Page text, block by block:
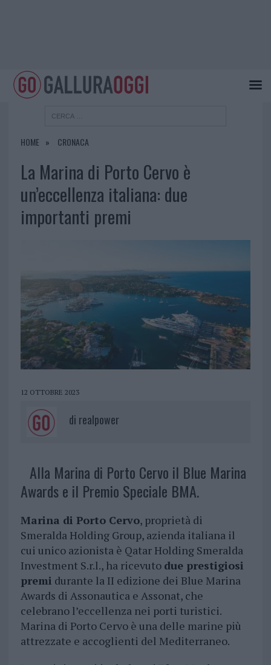
HOME CRONACA
La Marina di Porto Cervo è
un’eccellenza italiana: due
importanti premi
12 OTTOBRE 2023
di realpower
Alla Marina di Porto Cervo il Blue Marina
Awards e il Premio Speciale BMA.
Marina di Porto Cervo, proprietà di
Smeralda Holding Group, azienda italiana il
cui unico azionista è Qatar Holding Smeralda
Investment S.r.l., ha ricevuto due prestigiosi
premi durante la II edizione dei Blue Marina
Awards di Assonautica e Assonat, che
celebrano l’eccellenza nei porti turistici.
Marina di Porto Cervo è una delle marine più
attrezzate e accoglienti del Mediterraneo.